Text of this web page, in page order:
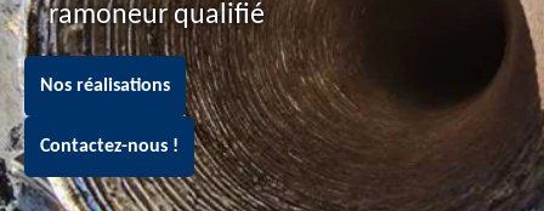
ramoneur qualifié
Nos réalisations
Contactez-nous !